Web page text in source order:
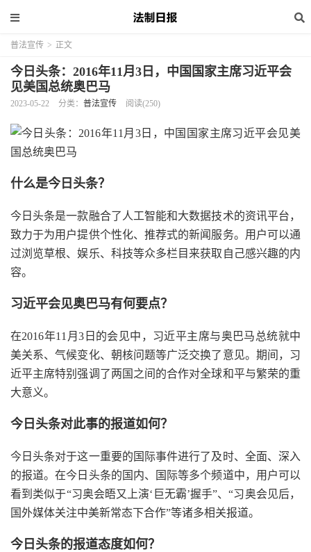
普法宣传 > 正文
今日头条：2016年11月3日，中国国家主席习近平会
见美国总统奥巴马
2023-05-22 分类： 普法宣传 阅读(250)
什么是今日头条？
今日头条是一款融合了人工智能和大数据技术的资讯平台，
致力于为用户提供个性化、推荐式的新闻服务。用户可以通
过浏览草根、娱乐、科技等众多栏目来获取自己感兴趣的内
容。
习近平会见奥巴马有何要点？
在2016年11月3日的会见中，习近平主席与奥巴马总统就中
美关系、气候变化、朝核问题等广泛交换了意见。期间，习
近平主席特别强调了两国之间的合作对全球和平与繁荣的重
大意义。
今日头条对此事的报道如何？
今日头条对于这一重要的国际事件进行了及时、全面、深入
的报道。在今日头条的国内、国际等多个频道中，用户可以
看到类似于“习奥会晤又上演‘巨无霸’握手”、“习奥会见后，
国外媒体关注中美新常态下合作”等诸多相关报道。
今日头条的报道态度如何？